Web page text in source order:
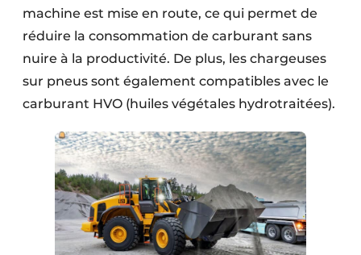
machine est mise en route, ce qui permet de
réduire la consommation de carburant sans
nuire à la productivité. De plus, les chargeuses
sur pneus sont également compatibles avec le
carburant HVO (huiles végétales hydrotraitées).